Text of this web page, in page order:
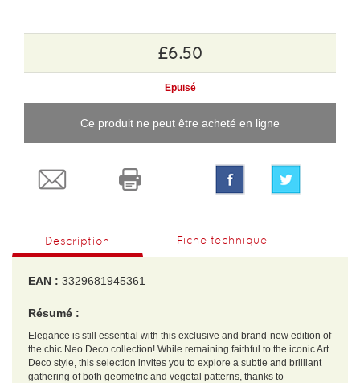
£6.50
Epuisé
Ce produit ne peut être acheté en ligne
Description Fiche technique
EAN : 3329681945361
Résumé :
Elegance is still essential with this exclusive and brand-new edition of
the chic Neo Deco collection! While remaining faithful to the iconic Art
Deco style, this selection invites you to explore a subtle and brilliant
gathering of both geometric and vegetal patterns, thanks to